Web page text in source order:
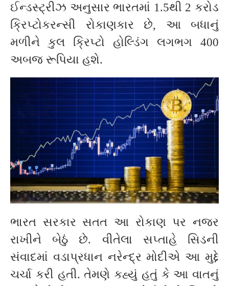
ઈન્ડસ્ટ્રીઝ અનુસાર ભારતમાં 1.5થી 2 કરોડ
ક્રિપ્ટોકરન્સી રોકાણકાર છે, આ બધાનું
મળીને કુલ ક્રિપ્ટો હોલ્ડિંગ લગભગ 400
અબજ રૂપિયા હશે.
ભારત સરકાર સતત આ રોકાણ પર નજર
રાખીને બેઠું છે. વીતેલા સપ્તાહે સિડની
સંવાદમાં વડાપ્રધાન નરેન્દ્ર મોદીએ આ મુદ્દે
ચર્ચા કરી હતી. તેમણે કહ્યું હતું કે આ વાતનું